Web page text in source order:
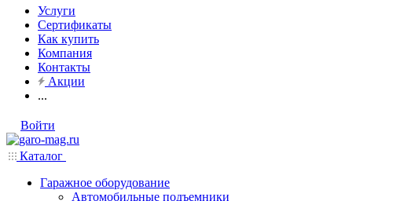
Услуги
Сертификаты
Как купить
Компания
Контакты
Акции
...
Войти
Каталог
Гаражное оборудование
Автомобильные подъемники